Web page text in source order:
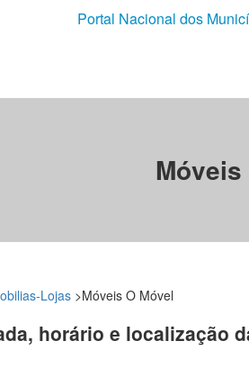
Portal Nacional dos
Lojas >Móveis O Móvel
horário e localização